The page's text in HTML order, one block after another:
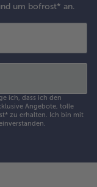
um bofrost* an.
ich, dass ich den
Angebote, tolle
zu erhalten. Ich bin mit